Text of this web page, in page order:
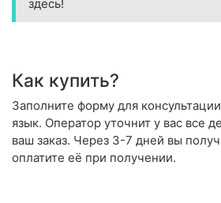
здесь!
Как купить?
Заполните форму для
язык. Оператор уточнит у вас все
ваш заказ. Через 3-7 дней вы
оплатите её при получении.